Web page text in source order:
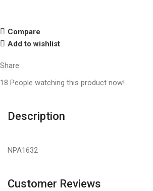
Compare
Add to wishlist
Share:
18 People watching this product now!
Description
NPA1632
Customer Reviews